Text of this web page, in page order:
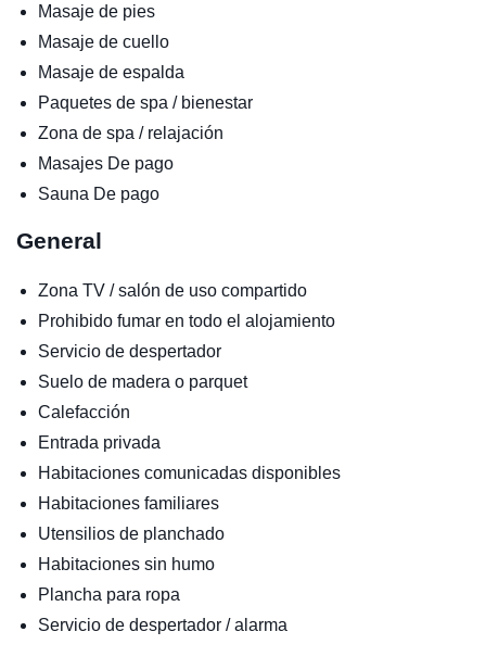
Masaje de pies
Masaje de cuello
Masaje de espalda
Paquetes de spa / bienestar
Zona de spa / relajación
Masajes De pago
Sauna De pago
General
Zona TV / salón de uso compartido
Prohibido fumar en todo el alojamiento
Servicio de despertador
Suelo de madera o parquet
Calefacción
Entrada privada
Habitaciones comunicadas disponibles
Habitaciones familiares
Utensilios de planchado
Habitaciones sin humo
Plancha para ropa
Servicio de despertador / alarma